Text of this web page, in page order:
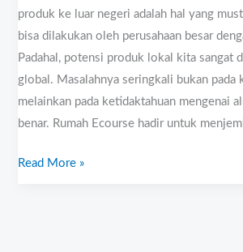
produk ke luar negeri adalah hal yang
bisa dilakukan oleh perusahaan besar
Padahal, potensi produk lokal kita sangat
global. Masalahnya seringkali bukan pada
melainkan pada ketidaktahuan mengenai
benar. Rumah Ecourse hadir untuk
Read More »